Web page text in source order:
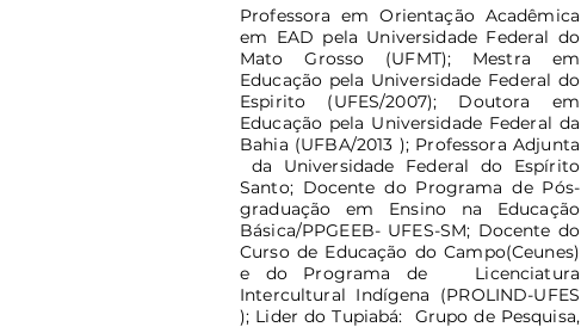
Professora em Orientação Acadêmica
em EAD pela Universidade Federal do
Mato Grosso (UFMT); Mestra em
Educação pela Universidade Federal do
Espirito (UFES/2007); Doutora em
Educação pela Universidade Federal da
Bahia (UFBA/2013 ); Professora Adjunta
da Universidade Federal do Espírito
Santo; Docente do Programa de Pós-
graduação em Ensino na Educação
Básica/PPGEEB- UFES-SM; Docente do
Curso de Educação do Campo(Ceunes)
e do Programa de Licenciatura
Intercultural Indígena (PROLIND-UFES
); Lider do Tupiabá: Grupo de Pesquisa,